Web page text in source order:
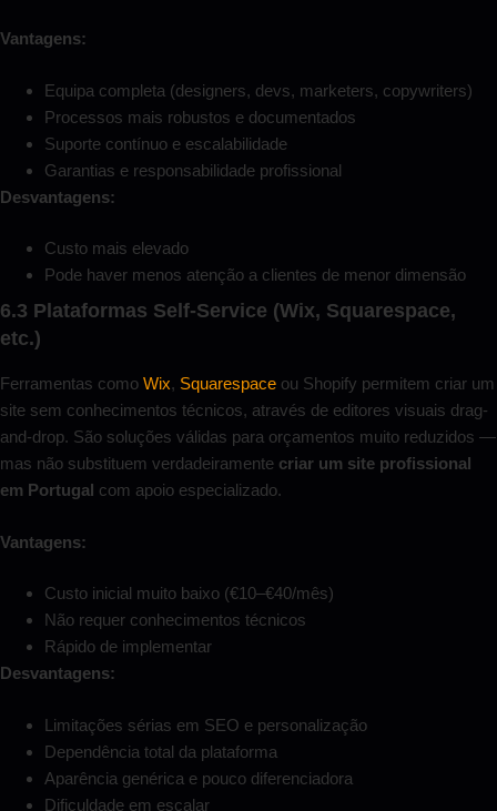
Vantagens:
Equipa completa (designers, devs, marketers, copywriters)
Processos mais robustos e documentados
Suporte contínuo e escalabilidade
Garantias e responsabilidade profissional
Desvantagens:
Custo mais elevado
Pode haver menos atenção a clientes de menor dimensão
6.3 Plataformas Self-Service (Wix, Squarespace,
etc.)
Ferramentas como Wix, Squarespace ou Shopify permitem criar um
site sem conhecimentos técnicos, através de editores visuais drag-
and-drop. São soluções válidas para orçamentos muito reduzidos —
mas não substituem verdadeiramente criar um site profissional
em Portugal com apoio especializado.
Vantagens:
Custo inicial muito baixo (€10–€40/mês)
Não requer conhecimentos técnicos
Rápido de implementar
Desvantagens:
Limitações sérias em SEO e personalização
Dependência total da plataforma
Aparência genérica e pouco diferenciadora
Dificuldade em escalar